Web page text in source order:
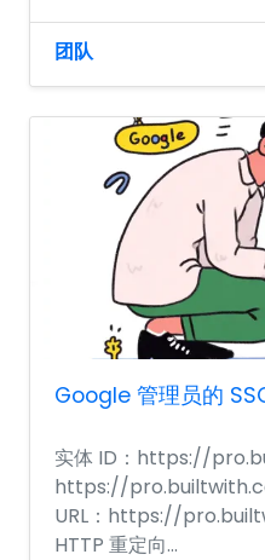
团队
Google 管理员的
实体 ID：https://
https://
URL：https://
HTTP 重定向...